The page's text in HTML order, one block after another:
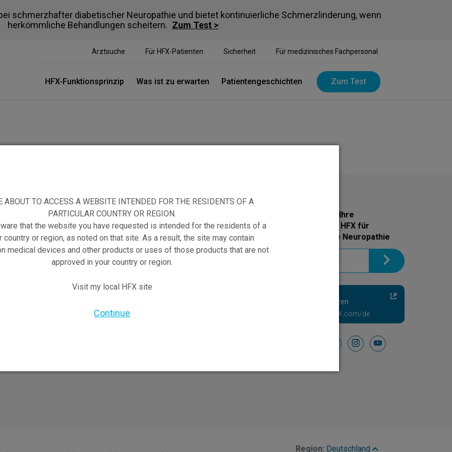
schmerzhafter diabetischer Neuropathie und bietet kontinuierliche Schmerzlinderung, wenn
herkömmliche Behandlungen scheitern. Zum Test >
Arztsuche Für HFX-Patienten Sicherheit Für medizinisches Fachpersonal
HFX-Funktionsprinzip Was ist zu erwarten Patientengeschichten Zum Test
PATIENTEN PATIENTENRESSOURCEN
Sicherheits­informationen
Für HFX-Patienten
Holen Sie sich noch heute Ihre
Informationsbroschüre zu HFX für
Schmerzhafte Diabetische Neuropathie
und Gliederschmerzen
Besuchen NevroHFX.com/de
facebookinstagramyoutube
Region: Deutschland
ABOUT TO ACCESS A WEBSITE INTENDED FOR THE RESIDENTS OF A
PARTICULAR COUNTRY OR REGION.
that the website you have requested is intended for the residents of a
country or region, as noted on that site. As a result, the site may contain
medical devices and other products or uses of those products that are not
approved in your country or region.
Visit my local HFX site
Continue